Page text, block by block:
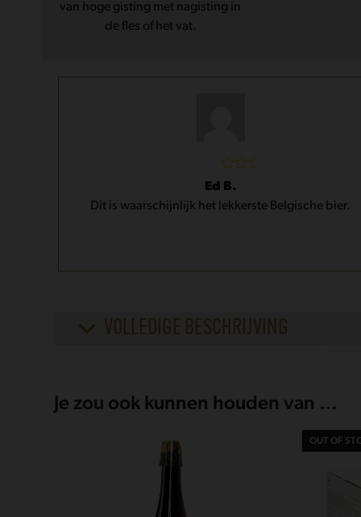
van hoge gisting met nagisting in
de fles of het vat.
Gewaardeerd
Ed B.
Dit is waarschijnlijk het lekkerste Belgische bier.
Je zou ook kunnen houden van …
OUT OF